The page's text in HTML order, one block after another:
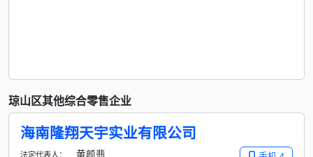
琼山区其他综合零售企业
海南隆翔天宇实业有限公司
法定代表人： 黄颜翡